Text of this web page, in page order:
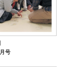
号